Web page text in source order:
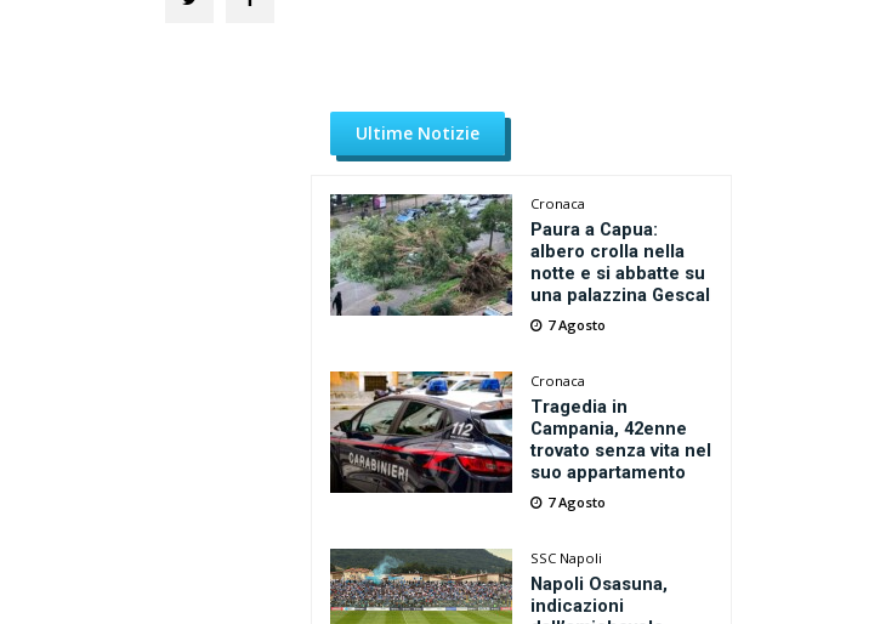
Ultime Notizie
Cronaca
Paura a Capua:
albero crolla nella
notte e si abbatte su
una palazzina Gescal
7 Agosto
Cronaca
Tragedia in
Campania, 42enne
trovato senza vita nel
suo appartamento
7 Agosto
SSC Napoli
Napoli Osasuna,
indicazioni